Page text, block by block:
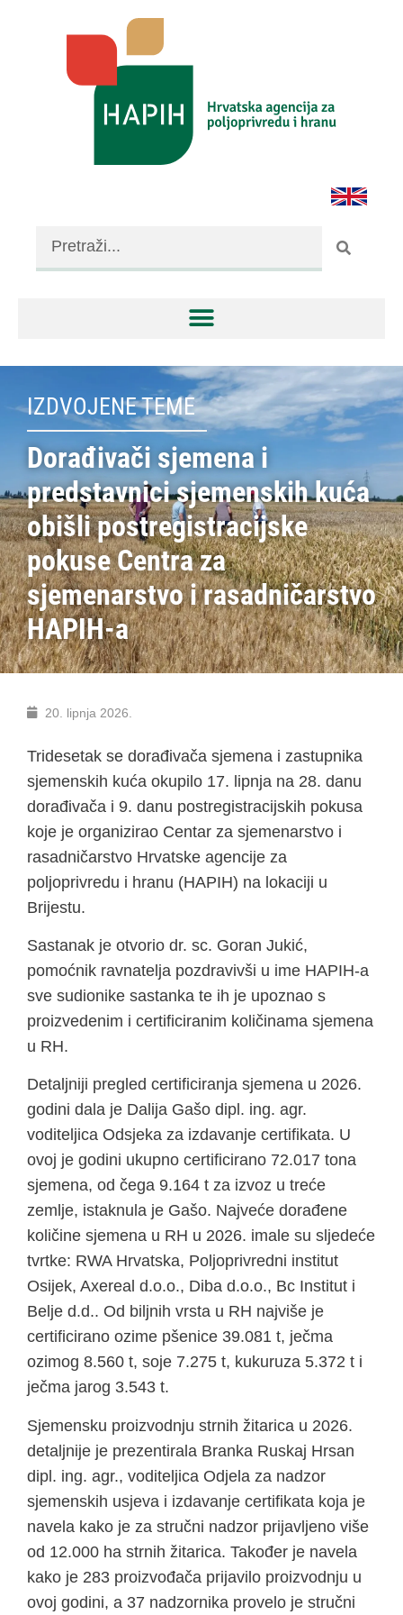
IZDVOJENE TEME
Dorađivači sjemena i
predstavnici sjemenskih kuća
obišli postregistracijske
pokuse Centra za
sjemenarstvo i rasadničarstvo
HAPIH-a
20. lipnja 2026.
Tridesetak se dorađivača sjemena i zastupnika
sjemenskih kuća okupilo 17. lipnja na 28. danu
dorađivača i 9. danu postregistracijskih pokusa
koje je organizirao Centar za sjemenarstvo i
rasadničarstvo Hrvatske agencije za
poljoprivredu i hranu (HAPIH) na lokaciji u
Brijestu.
Sastanak je otvorio dr. sc. Goran Jukić,
pomoćnik ravnatelja pozdravivši u ime HAPIH-a
sve sudionike sastanka te ih je upoznao s
proizvedenim i certificiranim količinama sjemena
u RH.
Detaljniji pregled certificiranja sjemena u 2026.
godini dala je Dalija Gašo dipl. ing. agr.
voditeljica Odsjeka za izdavanje certifikata. U
ovoj je godini ukupno certificirano 72.017 tona
sjemena, od čega 9.164 t za izvoz u treće
zemlje, istaknula je Gašo. Najveće dorađene
količine sjemena u RH u 2026. imale su sljedeće
tvrtke: RWA Hrvatska, Poljoprivredni institut
Osijek, Axereal d.o.o., Diba d.o.o., Bc Institut i
Belje d.d.. Od biljnih vrsta u RH najviše je
certificirano ozime pšenice 39.081 t, ječma
ozimog 8.560 t, soje 7.275 t, kukuruza 5.372 t i
ječma jarog 3.543 t.
Sjemensku proizvodnju strnih žitarica u 2026.
detaljnije je prezentirala Branka Ruskaj Hrsan
dipl. ing. agr., voditeljica Odjela za nadzor
sjemenskih usjeva i izdavanje certifikata koja je
navela kako je za stručni nadzor prijavljeno više
od 12.000 ha strnih žitarica. Također je navela
kako je 283 proizvođača prijavilo proizvodnju u
ovoj godini, a 37 nadzornika provelo je stručni